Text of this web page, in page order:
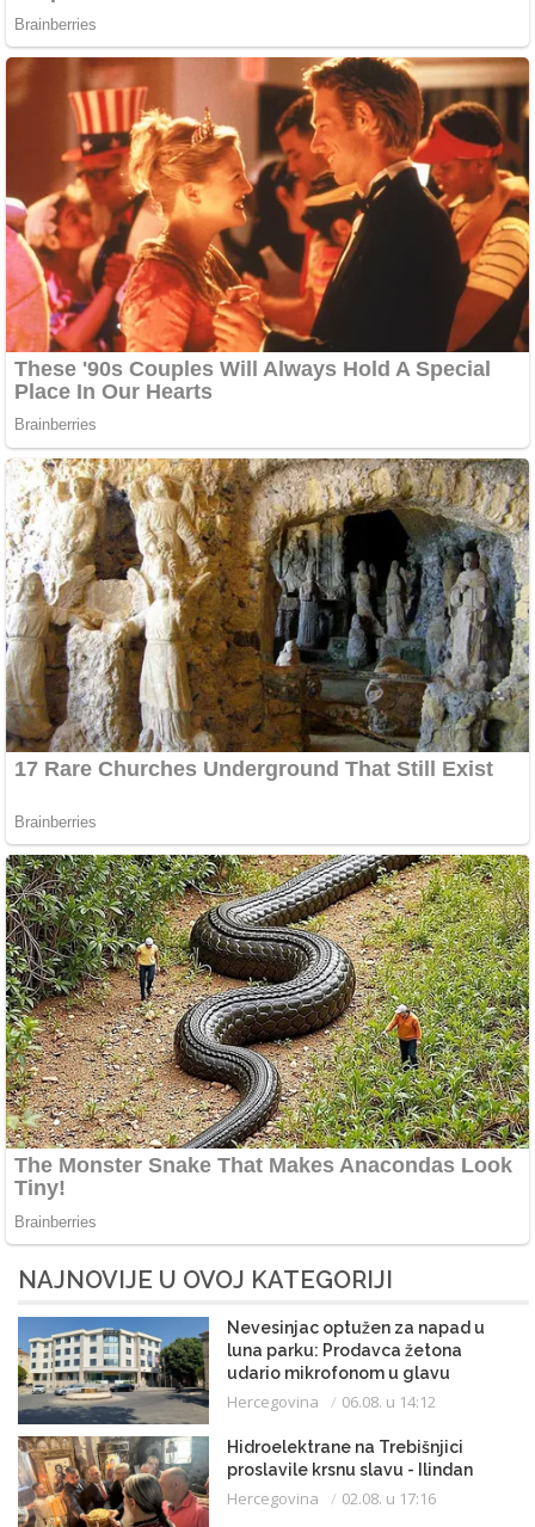
NAJNOVIJE U OVOJ KATEGORIJI
Nevesinjac optužen za napad u
luna parku: Prodavca žetona
udario mikrofonom u glavu
Hercegovina 06.08. u 14:12
Hidroelektrane na Trebišnjici
proslavile krsnu slavu - Ilindan
Hercegovina 02.08. u 17:16